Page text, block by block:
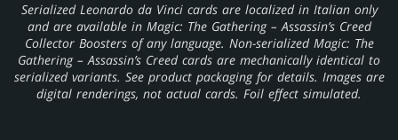
Serialized Leonardo da Vinci cards are localized in Italian only
and are available in Magic: The Gathering – Assassin’s Creed
Collector Boosters of any language. Non-serialized Magic: The
Gathering – Assassin’s Creed cards are mechanically identical to
serialized variants. See product packaging for details. Images are
digital renderings, not actual cards. Foil effect simulated.